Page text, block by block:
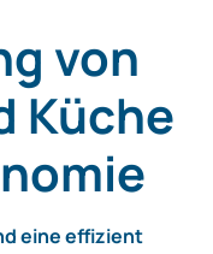
von
Küche
eine effizient